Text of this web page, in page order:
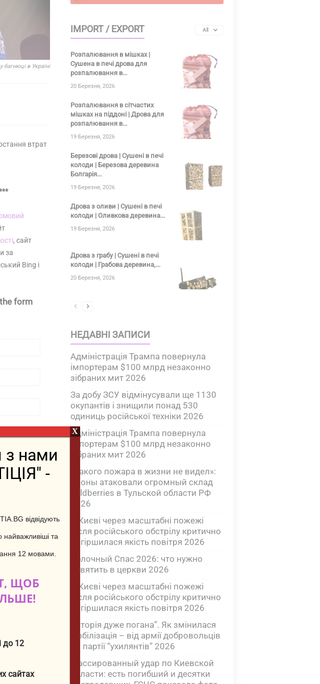
в Україні
втрат
, сайт
за
Bing і
form
Петро Нізамов,
IMPORT / EXPORT All
Розпалювання в мішках |
Сушена в печі дрова для
розпалювання в...
20 Березня, 2026
Розпалювання в сітчастих
мішках на піддоні | Дрова для
розпалювання в...
19 Березня, 2026
Березові дрова | Сушені в печі
колоди | Березова деревина
Болгарія...
19 Березня, 2026
Дрова з оливи | Сушені в печі
колоди | Оливкова деревина...
19 Березня, 2026
Дрова з грабу | Сушені в печі
колоди | Грабова деревина,...
20 Березня, 2026
НЕДАВНІ ЗАПИСИ
Адміністрація Трампа повернула
імпортерам $100 млрд незаконно
зібраних мит 2026
За добу ЗСУ відмінусували ще 1130
окупантів і знищили понад 530
одиниць російської техніки 2026
Адміністрація Трампа повернула
імпортерам $100 млрд незаконно
зібраних мит 2026
«Такого пожара в жизни не видел»:
дроны атаковали огромный склад
Wildberries в Тульской области РФ
2026
У Києві через масштабні пожежі
після російського обстрілу критично
погіршилася якість повітря 2026
Яблочный Спас 2026: что нужно
освятить в церкви 2026
У Києві через масштабні пожежі
після російського обстрілу критично
погіршилася якість повітря 2026
“Історія дуже погана”. Як змінилася
мобілізація – від армії добровольців
до партії “ухилянтів” 2026
Массированный удар по Киевской
области: есть погибший и десятки
з нами
-
відвідують
та
12 мовами.
ЩОБ
до 12
сайтах
X